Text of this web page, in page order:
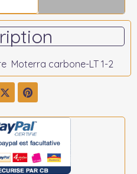
Moterra carbone-LT 1-2